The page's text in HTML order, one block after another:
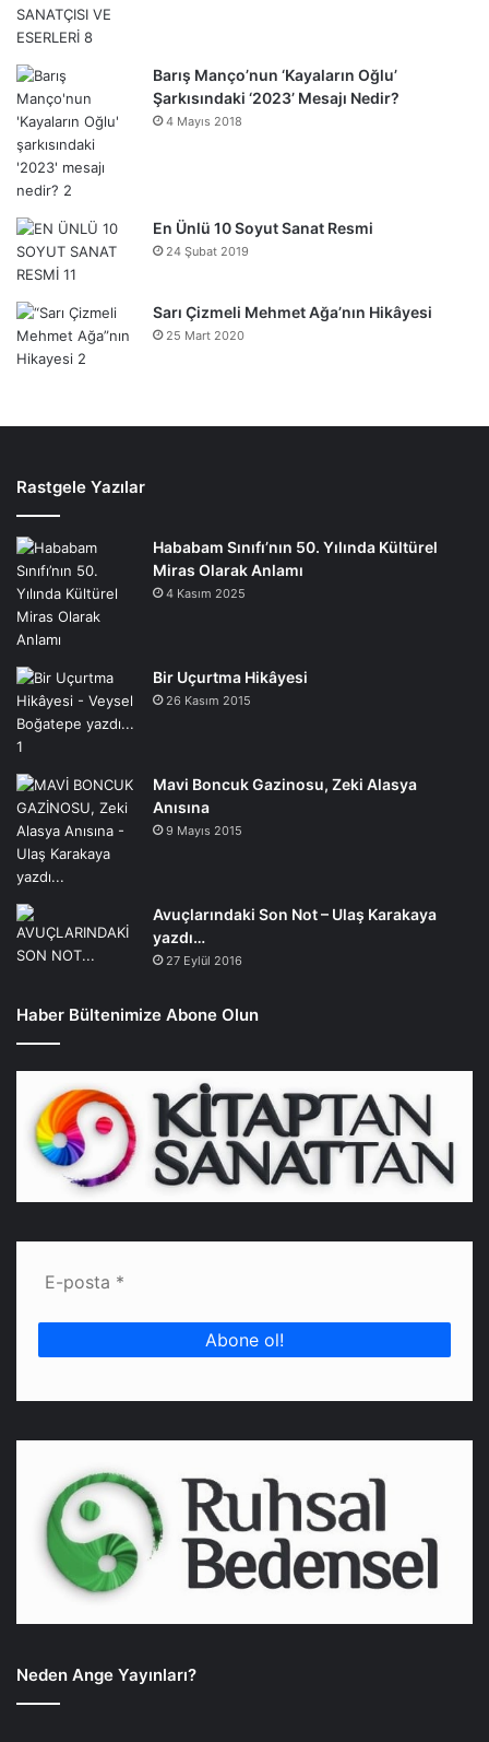
Barış Manço’nun ‘Kayaların Oğlu’
Şarkısındaki ‘2023’ Mesajı Nedir?
4 Mayıs 2018
En Ünlü 10 Soyut Sanat Resmi
24 Şubat 2019
Sarı Çizmeli Mehmet Ağa’nın Hikâyesi
25 Mart 2020
Rastgele Yazılar
Hababam Sınıfı’nın 50. Yılında Kültürel
Miras Olarak Anlamı
4 Kasım 2025
Bir Uçurtma Hikâyesi
26 Kasım 2015
Mavi Boncuk Gazinosu, Zeki Alasya
Anısına
9 Mayıs 2015
Avuçlarındaki Son Not – Ulaş Karakaya
yazdı…
27 Eylül 2016
Haber Bültenimize Abone Olun
Neden Ange Yayınları?